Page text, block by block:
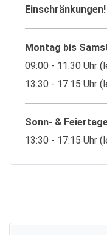
Einschränkungen!
Montag bis
09:00 - 11:30 Uhr
13:30 - 17:15 Uhr
Sonn- &
13:30 - 17:15 Uhr